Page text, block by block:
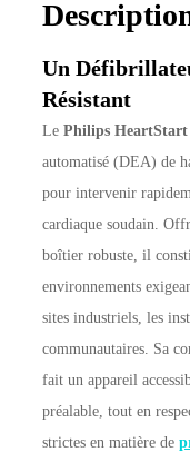
Un
Résistant
LePhilips
automatisé (DEA) de
pour intervenir
cardiaque soudain.
boîtier robuste, il
environnements
sites industriels, les
communautaires. Sa
fait un appareil
préalable, tout en
strictes en matière de